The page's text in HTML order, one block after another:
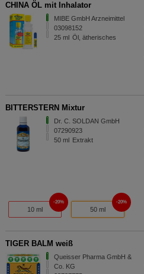
CHINA ÖL mit Inhalator
MIBE GmbH Arzneimittel
03098152
25 ml Öl, ätherisches
BITTERSTERN Mixtur
Dr. C. SOLDAN GmbH
07290923
50 ml Extrakt
10 ml
20%
50 ml
20%
TIGER BALM weiß
Queisser Pharma GmbH &
Co. KG